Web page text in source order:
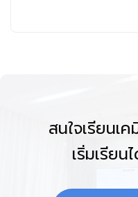
สนใจเรียนเ
เริ่มเรีย